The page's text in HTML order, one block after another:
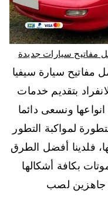
مفاتيح سيارة سيفيا
بتقديم خدمات
ونسعى دائما
لمواكبة التطور
فلدينا أفضل الطرق
بكافة أشكالها
جاهزين لصب